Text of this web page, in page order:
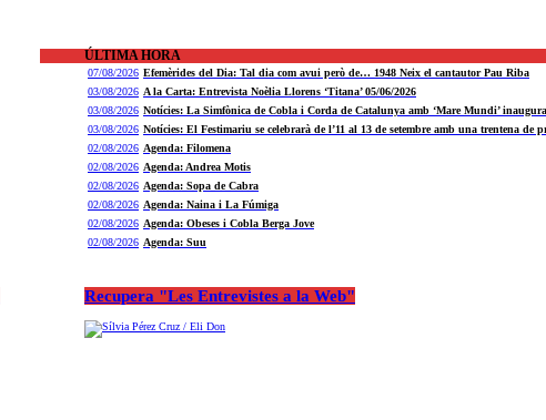
ÚLTIMA HORA
07/08/2026 Efemèrides del Dia: Tal dia com avui però de… 1948 Neix el cantautor Pau Riba
03/08/2026 A la Carta: Entrevista Noèlia Llorens ‘Titana’ 05/06/2026
03/08/2026 Notícies: La Simfònica de Cobla i Corda de Catalunya amb ‘Mare Mundi’
03/08/2026 Notícies: El Festimariu se celebrarà de l’11 al 13 de setembre amb una trentena de
02/08/2026 Agenda: Filomena
02/08/2026 Agenda: Andrea Motis
02/08/2026 Agenda: Sopa de Cabra
02/08/2026 Agenda: Naina i La Fúmiga
02/08/2026 Agenda: Obeses i Cobla Berga Jove
02/08/2026 Agenda: Suu
Recupera "Les Entrevistes a la Web"